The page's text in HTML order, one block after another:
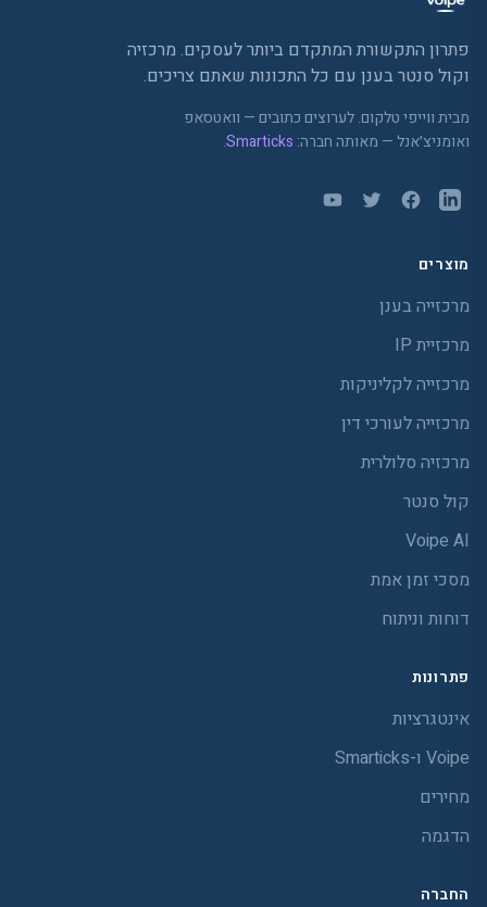
פתרון התקשורת המתקדם ביותר לעסקים. מרכזיה
וקול סנטר בענן עם כל התכונות שאתם צריכים.
מבית ווייפי טלקום. לערוצים כתובים — וואטסאפ
ואומניצ׳אנל — מאותה חברה: Smarticks
.
מוצרים
מרכזייה בענן
מרכזיית IP
מרכזייה לקליניקות
מרכזייה לעורכי דין
מרכזיה סלולרית
קול סנטר
Voipe AI
מסכי זמן אמת
דוחות וניתוח
פתרונות
אינטגרציות
Voipe ו-Smarticks
מחירים
הדגמה
החברה